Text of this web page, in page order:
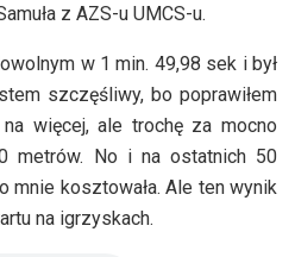
z AZS-u UMCS-u.
w 1 min. 49,98 sek i był
szczęśliwy, bo poprawiłem
więcej, ale trochę za mocno
metrów. No i na ostatnich 50
mnie kosztowała. Ale ten wynik
na igrzyskach.